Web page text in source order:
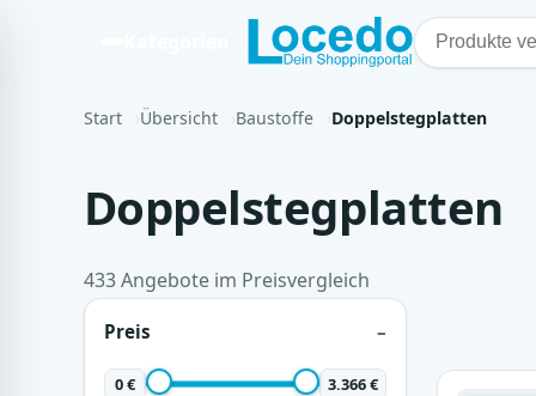
Start Übersicht Baustoffe Doppelstegplatten
Doppelstegplatten
433 Angebote im Preisvergleich
Preis
0 € 3.366 €